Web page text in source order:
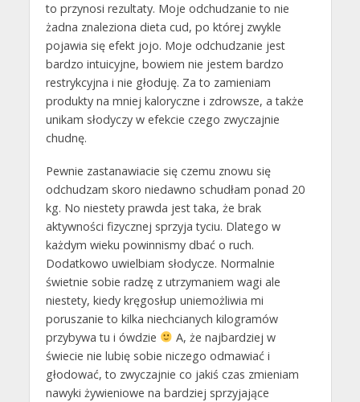
to przynosi rezultaty. Moje odchudzanie to nie
żadna znaleziona dieta cud, po której zwykle
pojawia się efekt jojo. Moje odchudzanie jest
bardzo intuicyjne, bowiem nie jestem bardzo
restrykcyjna i nie głoduję. Za to zamieniam
produkty na mniej kaloryczne i zdrowsze, a także
unikam słodyczy w efekcie czego zwyczajnie
chudnę.
Pewnie zastanawiacie się czemu znowu się
odchudzam skoro niedawno schudłam ponad 20
kg. No niestety prawda jest taka, że brak
aktywności fizycznej sprzyja tyciu. Dlatego w
każdym wieku powinnismy dbać o ruch.
Dodatkowo uwielbiam słodycze. Normalnie
świetnie sobie radzę z utrzymaniem wagi ale
niestety, kiedy kręgosłup uniemożliwia mi
poruszanie to kilka niechcianych kilogramów
przybywa tu i ówdzie
A, że najbardziej w
świecie nie lubię sobie niczego odmawiać i
głodować, to zwyczajnie co jakiś czas zmieniam
nawyki żywieniowe na bardziej sprzyjające